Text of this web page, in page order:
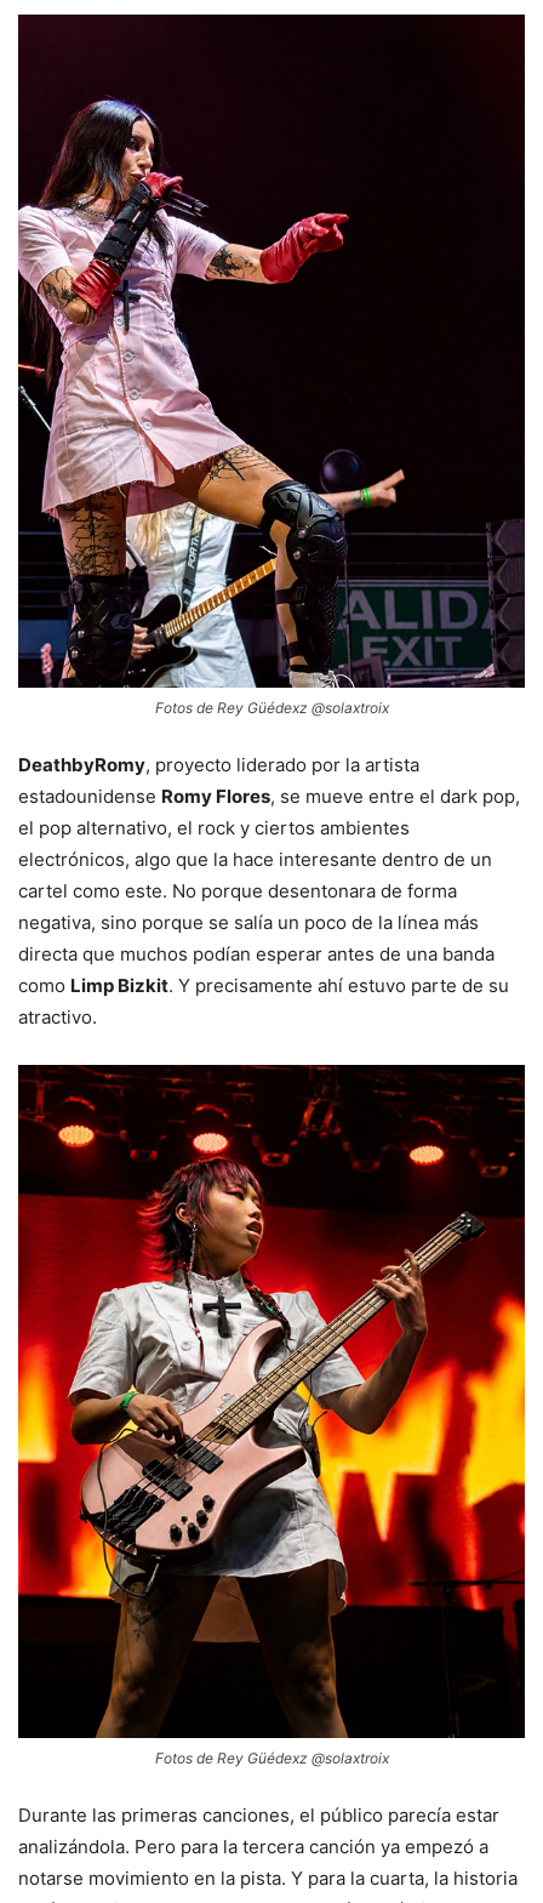
Fotos de Rey Güédexz @solaxtroix
DeathbyRomy, proyecto liderado por la artista
estadounidense Romy Flores, se mueve entre el dark pop,
el pop alternativo, el rock y ciertos ambientes
electrónicos, algo que la hace interesante dentro de un
cartel como este. No porque desentonara de forma
negativa, sino porque se salía un poco de la línea más
directa que muchos podían esperar antes de una banda
como Limp Bizkit. Y precisamente ahí estuvo parte de su
atractivo.
Fotos de Rey Güédexz @solaxtroix
Durante las primeras canciones, el público parecía estar
analizándola. Pero para la tercera canción ya empezó a
notarse movimiento en la pista. Y para la cuarta, la historia